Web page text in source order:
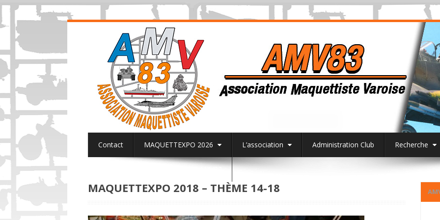
Contact MAQUETTEXPO 2026 L’association Administration Club Recherche
MAQUETTEXPO 2018 – THÈME 14-18